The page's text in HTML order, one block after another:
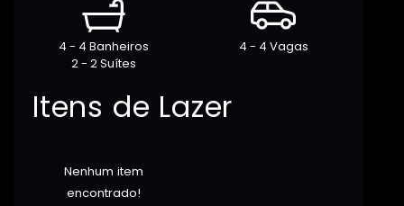
4 - 4 Banheiros
2 - 2 Suítes
4 - 4 Vagas
Itens de Lazer
Nenhum item
encontrado!